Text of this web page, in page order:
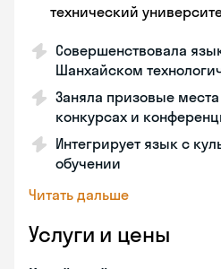
технический
Совершенствовала
Шанхайском
Заняла призовые
конкурсах и
Интегрирует язык с
обучении
Читать дальше
Услуги и цены